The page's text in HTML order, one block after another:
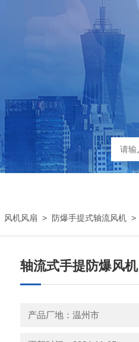
风机风扇 > 防爆手提式轴流风机 >
轴流式手提防爆风
产品厂地：温州市